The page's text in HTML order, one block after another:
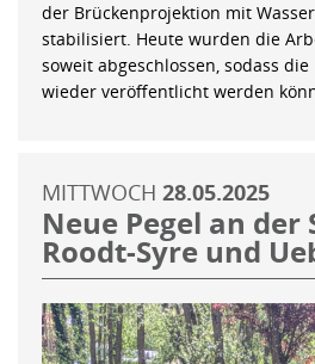
der Brückenprojektion mit
stabilisiert. Heute wurden die
soweit abgeschlossen, sodass die
wieder veröffentlicht werden
MITTWOCH 28.05.2025
Neue Pegel an der
Roodt-Syre und